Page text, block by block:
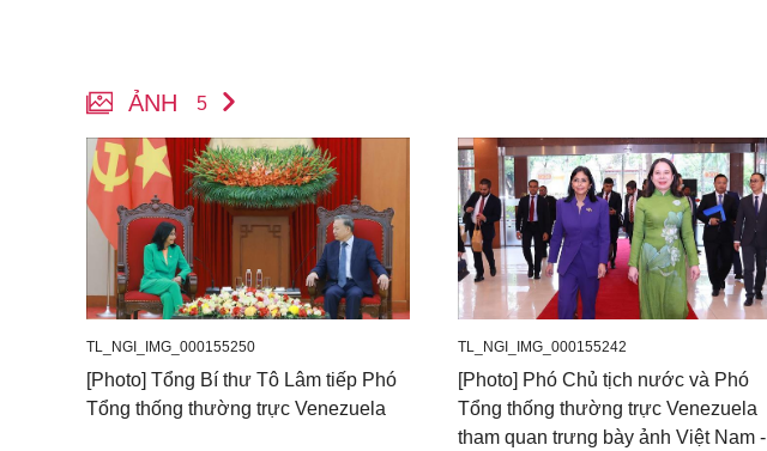
ẢNH 5
TL_NGI_IMG_000155250
[Photo] Tổng Bí thư Tô Lâm tiếp Phó
Tổng thống thường trực Venezuela
TL_NGI_IMG_000155242
[Photo] Phó Chủ tịch nước và Phó
Tổng thống thường trực Venezuela
tham quan trưng bày ảnh Việt Nam -